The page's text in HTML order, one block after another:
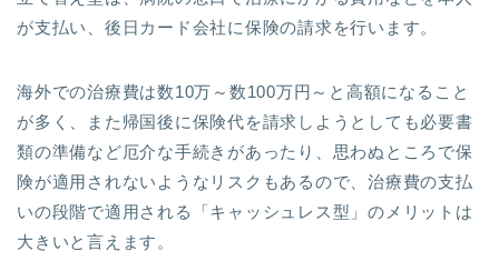
が支払い、後日カード会社に保険の請求を行います。
海外での治療費は数10万～数100万円～と高額になること
が多く、また帰国後に保険代を請求しようとしても必要書
類の準備など厄介な手続きがあったり、思わぬところで保
険が適用されないようなリスクもあるので、治療費の支払
いの段階で適用される「キャッシュレス型」のメリットは
大きいと言えます。